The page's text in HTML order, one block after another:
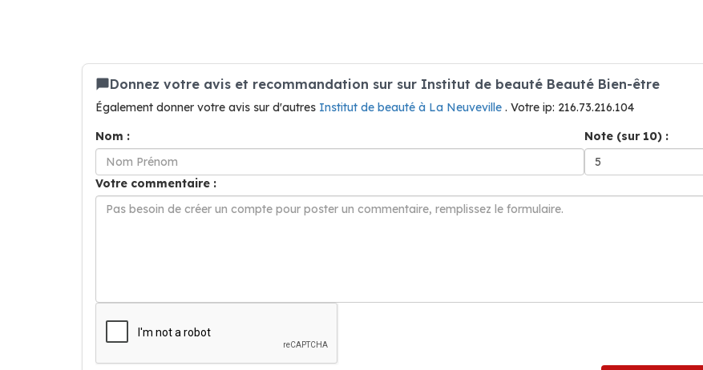
Donnez votre avis et recommandation sur sur Institut de beauté Beauté Bien-être
Également donner votre avis sur d'autres Institut de beauté à La Neuveville . Votre ip: 216.73.216.104
Nom :
Note (sur 10) :
Votre commentaire :